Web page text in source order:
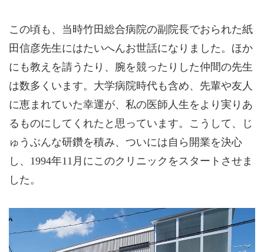
この頃も、当時竹田総合病院の副院長でおられた紙
田信彦先生にはたいへんお世話になりました。ほか
にも教えを請うたり、腕を競ったりした仲間の先生
は数多くいます。大学病院時代も含め、先輩や友人
に恵まれていた幸運が、私の医師人生をより実りあ
るものにしてくれたと思っています。こうして、じ
ゅうぶんな研鑽を積み、ついには自ら開業を決心
し、1994年11月にこのクリニックをスタートさせま
した。